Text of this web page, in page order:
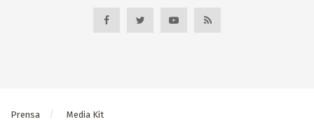
Prensa Media Kit